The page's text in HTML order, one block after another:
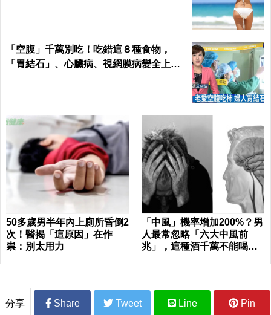
「空腹」千萬別吃！吃錯這８種食物，
「胃結石」、心臟病、視網膜病變全上身
50多歲男半年內上廁所昏倒2
次！醫揭「這原因」在作
祟：別太用力
「中風」機率增加200%？男
人最常忽略「六大中風前
兆」，這種酒千萬不能喝｜
分享 Share Tweet Line Pin